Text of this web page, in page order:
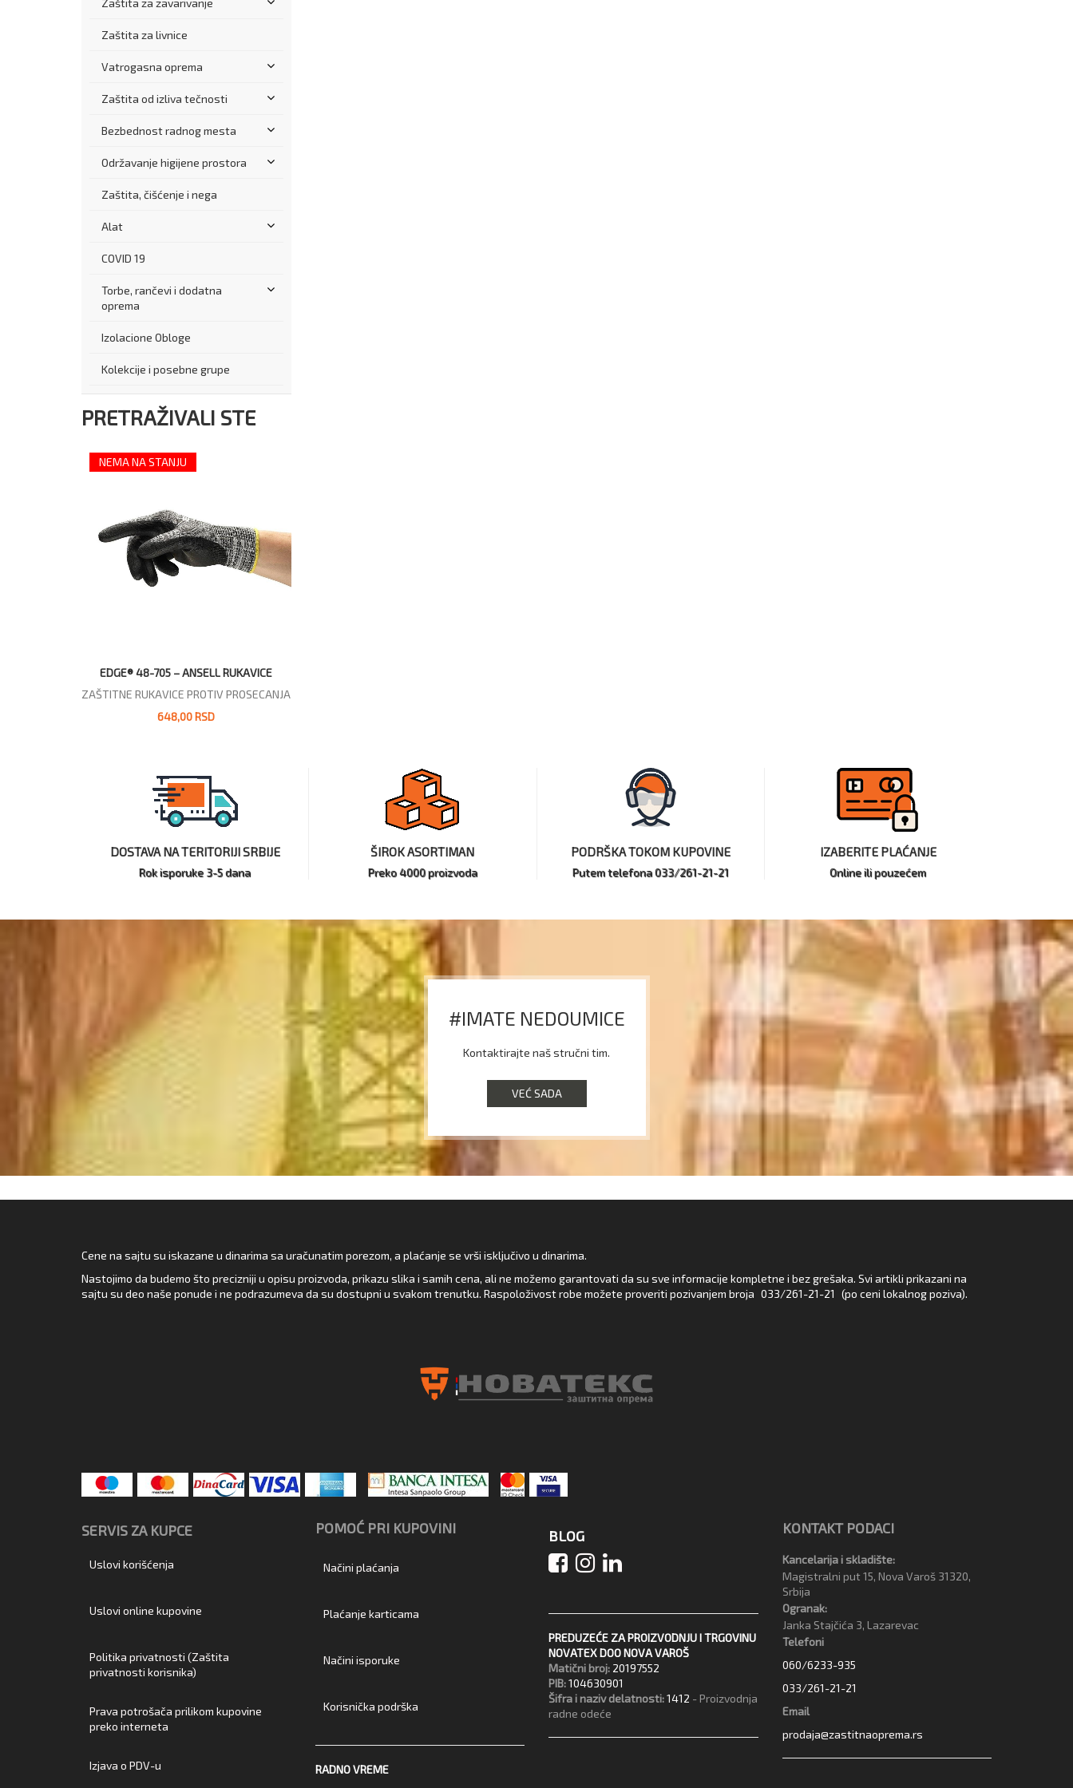
Zaštita za zavarivanje
Zaštita za livnice
Vatrogasna oprema
Zaštita od izliva tečnosti
Bezbednost radnog mesta
Održavanje higijene prostora
Zaštita, čišćenje i nega
Alat
COVID 19
Torbe, rančevi i dodatna
oprema
Izolacione Obloge
Kolekcije i posebne grupe
PRETRAŽIVALI STE
NEMA NA STANJU
EDGE® 48-705 – ANSELL RUKAVICE
ZAŠTITNE RUKAVICE PROTIV PROSECANJA
648,00 RSD
DOSTAVA NA TERITORIJI SRBIJE
Rok isporuke 3-5 dana
ŠIROK ASORTIMAN
Preko 4000 proizvoda
PODRŠKA TOKOM KUPOVINE
Putem telefona 033/261-21-21
IZABERITE PLAĆANJE
Online ili pouzećem
#IMATE NEDOUMICE
Kontaktirajte naš stručni tim.
VEĆ SADA
Cene na sajtu su iskazane u dinarima sa uračunatim porezom, a plaćanje se vrši isključivo u dinarima.
Nastojimo da budemo što precizniji u opisu proizvoda, prikazu slika i samih cena, ali ne možemo garantovati da su sve informacije kompletne i bez grešaka. Svi artikli prikazani na
sajtu su deo naše ponude i ne podrazumeva da su dostupni u svakom trenutku. Raspoloživost robe možete proveriti pozivanjem broja 033/261-21-21 (po ceni lokalnog poziva).
SERVIS ZA KUPCE
Uslovi korišćenja
Uslovi online kupovine
Politika privatnosti (Zaštita
privatnosti korisnika)
Prava potrošača prilikom kupovine
preko interneta
Izjava o PDV-u
POMOĆ PRI KUPOVINI
Načini plaćanja
Plaćanje karticama
Načini isporuke
Korisnička podrška
RADNO VREME
BLOG
PREDUZEĆE ZA PROIZVODNJU I TRGOVINU
NOVATEX DOO NOVA VAROŠ
Matični broj: 20197552
PIB:104630901
Šifra i naziv delatnosti:1412 - Proizvodnja
radne odeće
KONTAKT PODACI
Kancelarija i skladište:
Magistralni put 15, Nova Varoš 31320,
Srbija
Ogranak:
Janka Stajčića 3, Lazarevac
Telefoni
060/6233-935
033/261-21-21
Email
prodaja@zastitnaoprema.rs